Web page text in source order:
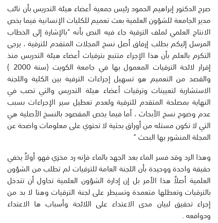
صرح الدكتور إبراهيم الحمود رئيس جمعية أعضاء هيئة التدريس بأن نائب
مدير الجامعة للشؤون العلمية بعث تعميم للكليات الإنسانية فيما يخص
الانتاج العلمي لملف الترقية جاء فيه النص بأنه “بالإشارة إلى الخطاب
المرسل إليكم بطلب إرفاق أصل نسخ المجلات المتقدم للترقية ، يرجى
التكرم بالعلم بأن هذا الإجراء متتبع بترقيات أعضاء هيئة التدريس منذ
إقرار لائحة الترقيات المعمول بها في جامعة الكويت (سنة 2000 )
والقصد من التعميم هو تسهيل إجراءات الترقية بين الكلية واللجنة
الاستشارية لتعيينات وترقيات أعضاء هيئة التدريس والتي تصب في
النهاية بمصلحة المتقدم للترقية ولعدم تعطيل سير الإجراءات بسبب
عدم وضوح نسخ الأبحاث ، أما فيما يخص المقصود بالنسخ الأصلية هي
التي لا تكون مستله من أوراق بحثية لا تحتوي على معلومات واضحة عن
المجلة المنشور بها البحث ”
وهذا الرد وقد فسر الماء بعد الجهد بالماء فإنه رد مخزي فهو أولاً يخفي
حقيقة واحدة ووحيدة بأن اللجنة العامة للترقيات لم تطلب من الشؤون
العلمية أصلاً هذا الأمر بل إن إدارة الشؤون العلمية تحاول أن تتدخل
بالترقيات وتعطلها متعمدة وتسيطر على لجنة الترقيات وهنا لا بد من
إجراء تحقيق لبيان مدى الاعتداء على اللائحة وأسباب ها الاعتداء
ودوافعه .